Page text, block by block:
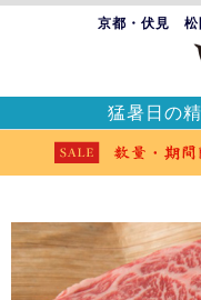
京都・伏見 松
猛暑日の